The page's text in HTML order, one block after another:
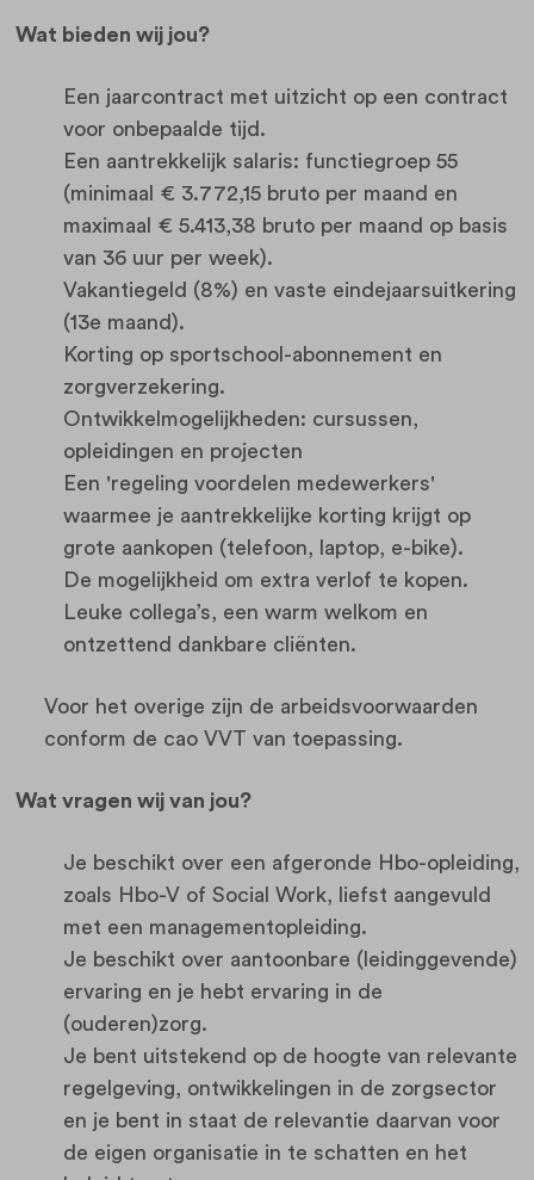
Wat bieden wij jou?
Een jaarcontract met uitzicht op een contract
voor onbepaalde tijd.
Een aantrekkelijk salaris: functiegroep 55
(minimaal € 3.772,15 bruto per maand en
maximaal € 5.413,38 bruto per maand op basis
van 36 uur per week).
Vakantiegeld (8%) en vaste eindejaarsuitkering
(13e maand).
Korting op sportschool-abonnement en
zorgverzekering.
Ontwikkelmogelijkheden: cursussen,
opleidingen en projecten
Een 'regeling voordelen medewerkers'
waarmee je aantrekkelijke korting krijgt op
grote aankopen (telefoon, laptop, e-bike).
De mogelijkheid om extra verlof te kopen.
Leuke collega’s, een warm welkom en
ontzettend dankbare cliënten.
Voor het overige zijn de arbeidsvoorwaarden
conform de cao VVT van toepassing.
Wat vragen wij van jou?
Je beschikt over een afgeronde Hbo-opleiding,
zoals Hbo-V of Social Work, liefst aangevuld
met een managementopleiding.
Je beschikt over aantoonbare (leidinggevende)
ervaring en je hebt ervaring in de
(ouderen)zorg.
Je bent uitstekend op de hoogte van relevante
regelgeving, ontwikkelingen in de zorgsector
en je bent in staat de relevantie daarvan voor
de eigen organisatie in te schatten en het